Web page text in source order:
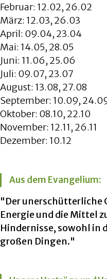
Februar: 12.02, 26.02
März: 12.03, 26.03
April: 09.04, 23.04
Mai: 14.05, 28.05
Juni: 11.06, 25.06
Juli: 09.07, 23.07
August: 13.08, 27.08
September: 10.09,
Oktober: 08.10, 22.10
November: 12.11, 26.11
Dezember: 10.12
Aus dem Evangelium:
"Der unerschütterliche
Energie und die Mittel
Hindernisse, sowohl in
großen Dingen."